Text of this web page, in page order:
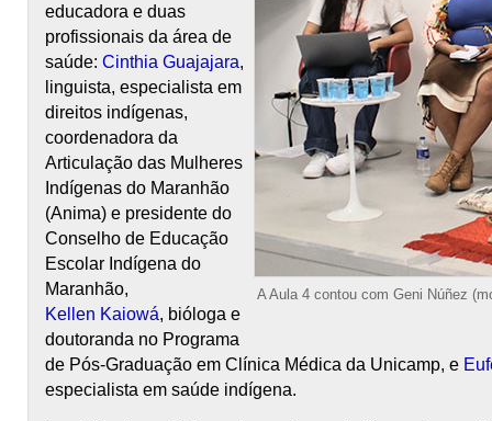
A Aula 4 contou com Geni Núñez
educadora e duas
profissionais da área de
saúde:Cinthia Guajajara,
linguista, especialista em
direitos indígenas,
coordenadora da
Articulação das Mulheres
Indígenas do Maranhão
(Anima) e presidente do
Conselho de Educação
Escolar Indígena do
Maranhão,
Kellen Kaiowá, bióloga e
doutoranda no Programa
de Pós-Graduação em Clínica Médica da Unicamp, e
especialista em saúde indígena.